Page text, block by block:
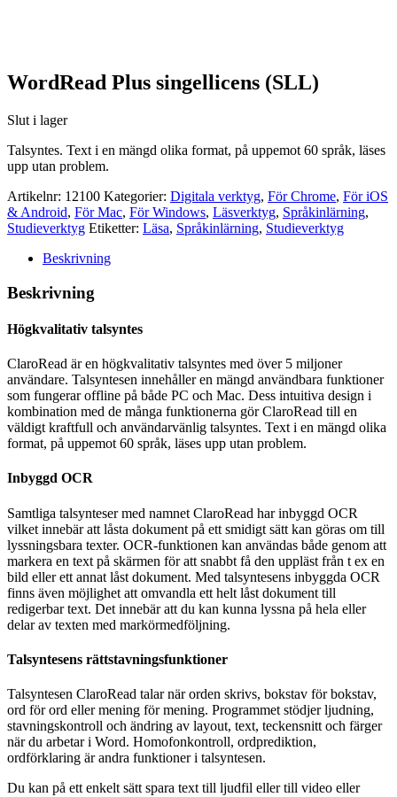
WordRead Plus singellicens (SLL)
Slut i lager
Talsyntes. Text i en mängd olika format, på uppemot 60 språk, läses
upp utan problem.
Artikelnr: 12100 Kategorier: Digitala verktyg, För Chrome, För iOS
& Android, För Mac, För Windows, Läsverktyg, Språkinlärning,
Studieverktyg Etiketter: Läsa, Språkinlärning, Studieverktyg
Beskrivning
Beskrivning
Högkvalitativ talsyntes
ClaroRead är en högkvalitativ talsyntes med över 5 miljoner
användare. Talsyntesen innehåller en mängd användbara funktioner
som fungerar offline på både PC och Mac. Dess intuitiva design i
kombination med de många funktionerna gör ClaroRead till en
väldigt kraftfull och användarvänlig talsyntes. Text i en mängd olika
format, på uppemot 60 språk, läses upp utan problem.
Inbyggd OCR
Samtliga talsynteser med namnet ClaroRead har inbyggd OCR
vilket innebär att låsta dokument på ett smidigt sätt kan göras om till
lyssningsbara texter. OCR-funktionen kan användas både genom att
markera en text på skärmen för att snabbt få den uppläst från t ex en
bild eller ett annat låst dokument. Med talsyntesens inbyggda OCR
finns även möjlighet att omvandla ett helt låst dokument till
redigerbar text. Det innebär att du kan kunna lyssna på hela eller
delar av texten med markörmedföljning.
Talsyntesens rättstavningsfunktioner
Talsyntesen ClaroRead talar när orden skrivs, bokstav för bokstav,
ord för ord eller mening för mening. Programmet stödjer ljudning,
stavningskontroll och ändring av layout, text, teckensnitt och färger
när du arbetar i Word. Homofonkontroll, ordprediktion,
ordförklaring är andra funktioner i talsyntesen.
Du kan på ett enkelt sätt spara text till ljudfil eller till video eller